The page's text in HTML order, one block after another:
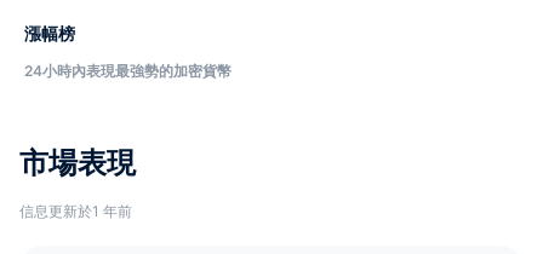
市場表現
信息更新於1 年前
漲幅榜
24小時內表現最強勢的加密貨幣